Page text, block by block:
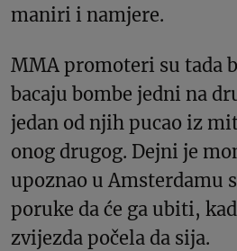
maniri i namjere.
MMA promoteri su tada
bacaju bombe jedni na
jedan od njih pucao iz
onog drugog. Dejni je
upoznao u Amsterdamu
poruke da će ga ubiti,
zvijezda počela da sija.